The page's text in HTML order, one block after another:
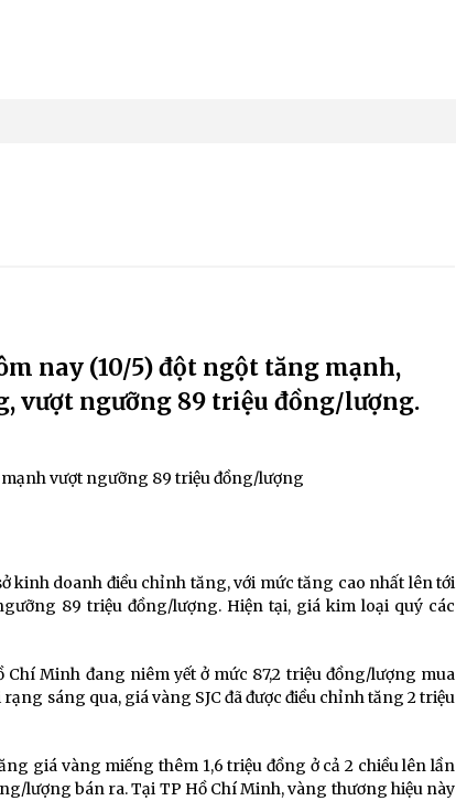
nay (10/5) đột ngột tăng mạnh,
vượt ngưỡng 89 triệu đồng/lượng.
kinh doanh điều chỉnh tăng, với mức tăng cao nhất lên tới
89 triệu đồng/lượng. Hiện tại, giá kim loại quý các
Chí Minh đang niêm yết ở mức 87,2 triệu đồng/lượng mua
sáng qua, giá vàng SJC đã được điều chỉnh tăng 2 triệu
giá vàng miếng thêm 1,6 triệu đồng ở cả 2 chiều lên lần
lượng bán ra. Tại TP Hồ Chí Minh, vàng thương hiệu này